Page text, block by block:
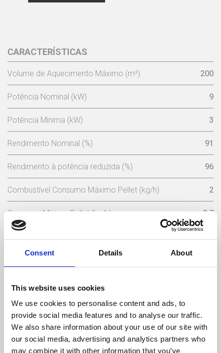
Consent Details About
This website uses cookies
We use cookies to personalise content and ads, to
provide social media features and to analyse our traffic.
We also share information about your use of our site with
our social media, advertising and analytics partners who
may combine it with other information that you’ve
CARACTERÍSTICAS
Volume de Aquecimento Máximo (m³) 200
Potência Nominal (kW) 9
Potência Minima (kW) 3
Rendimento Nominal (%) 91
Rendimento à potência reduzida (%) 96
Combustível Consumo Máximo Pellet (kg/h) 2
Consumo Mínimo Pellet (kg/h) 0,7
Frequência (Hz)
Temperatura Máxima de Gases (ºC)
Temperatura Mínima de Gases (ºC) 64